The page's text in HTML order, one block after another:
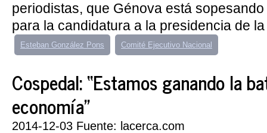
periodistas, que Génova está
para la candidatura a la presidencia de
Esteban González Pons Comité Ejecutivo Nacional
Cospedal: “Estamos ganando la
economía”
2014-12-03 Fuente: lacerca.com